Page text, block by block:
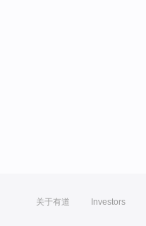
关于有道 Investors